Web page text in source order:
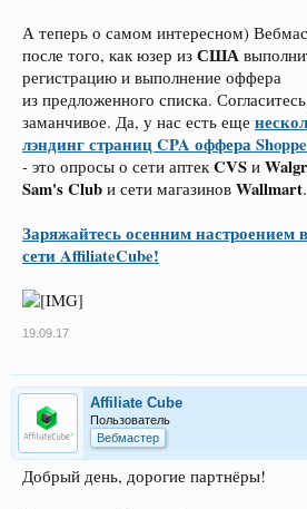
А теперь о самом интересном)
после того, как юзер из США
регистрацию и выполнение оффера
из предложенного списка.
заманчивое. Да, у нас есть еще
лэндинг страниц CPA оффера
- это опросы о сети аптекCVS и
Sam's Club и сети магазинов Wallmart.
Заряжайтесь осенним настроением
сети AffiliateCube!
19.09.17
Affiliate Cube
Пользователь
Вебмастер
Добрый день, дорогие партнёры!